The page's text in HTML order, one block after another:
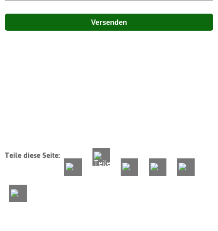
Versenden
Teile diese Seite: